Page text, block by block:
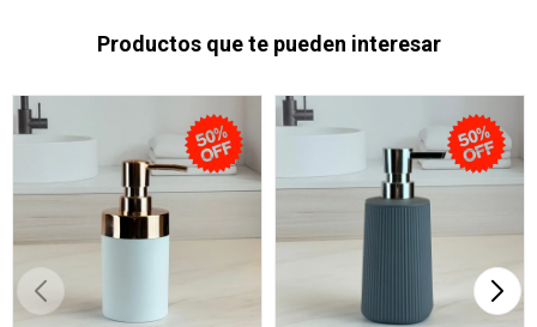
Productos que te pueden interesar